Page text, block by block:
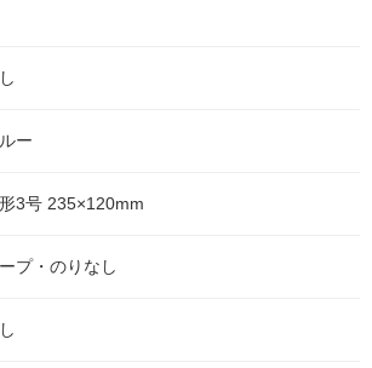
ー
3号 235×120mm
プ・のりなし